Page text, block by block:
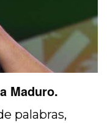
Maduro.
palabras,